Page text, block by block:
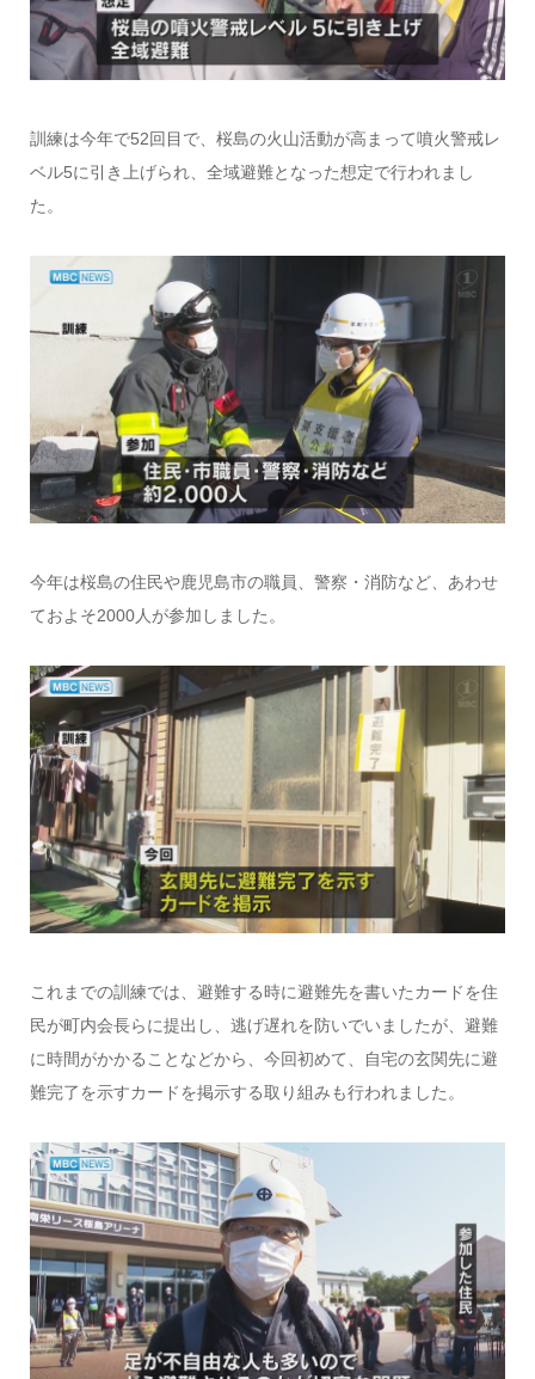
訓練は今年で52回目で、桜島の火山活動が高まって噴火警戒レ
ベル5に引き上げられ、全域避難となった想定で行われまし
た。
今年は桜島の住民や鹿児島市の職員、警察・消防など、あわせ
ておよそ2000人が参加しました。
これまでの訓練では、避難する時に避難先を書いたカードを住
民が町内会長らに提出し、逃げ遅れを防いでいましたが、避難
に時間がかかることなどから、今回初めて、自宅の玄関先に避
難完了を示すカードを掲示する取り組みも行われました。